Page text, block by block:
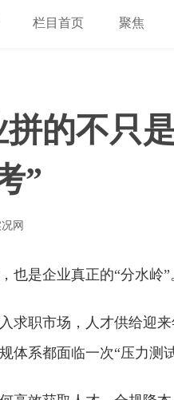
栏目首页 聚焦
的不只
”
网
也是企业真正的“分水岭”
求职市场，人才供给迎
体系都面临一次“压力测试